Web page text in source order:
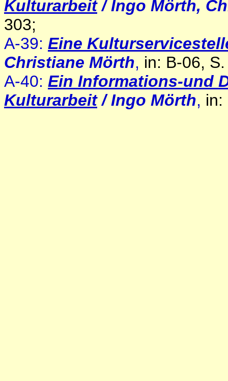
Kulturarbeit/ Ingo Mörth,
303;
A-39: Eine
Christiane Mörth, in: B-06,
A-40: Ein Informations-und
Kulturarbeit/ Ingo Mörth, in: